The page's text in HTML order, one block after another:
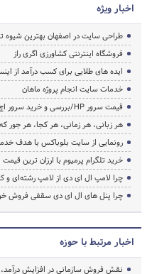
اخبار ویژه
طراحی سایت در اصفهان بهترین شیوه
فروشگاه اینترنتی کشاورزی اگری راز
ایده های طلایی برای کسب درآمد از
خدمات سایت انجام پروژه ماهان
قیمت سرور HP/بررسی و خرید سرور اچ پی
هر زبانی، هر زمانی، هر کجا، هر جور
رونمایی از سایت بلوباکس با هدف
خرید تلگرام پرمیوم با ارزان ترین قیمت
چرا لامپ ال ای دی از لامپ رشته‌ای
چرا پنل های ال ای دی سقفی فروش
اخبار مرتبط با حوزه
نقش فروش سازمانی در افزایش درآمد،